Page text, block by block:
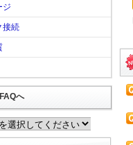
ジ
接続
へ